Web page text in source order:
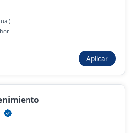
Industrial
Laboral SAS
Aplicar